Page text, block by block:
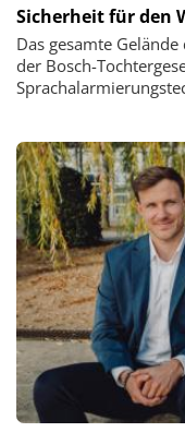
Sicherheit für den
Das gesamte
der Bosch-